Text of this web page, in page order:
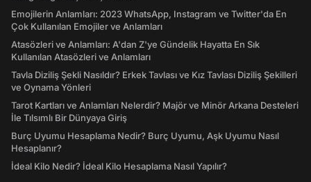
Emojilerin Anlamları: 2023 WhatsApp, Instagram ve Twitter'da En
Çok Kullanılan Emojiler ve Anlamları
Atasözleri ve Anlamları: A'dan Z'ye Gündelik Hayatta En Sık
Kullanılan Atasözleri ve Anlamları
Tavla Diziliş Şekli Nasıldır? Erkek Tavlası ve Kız Tavlası Diziliş Şekilleri
ve Oynama Yönleri
Tarot Kartları ve Anlamları Nelerdir? Majör ve Minör Arkana Desteleri
İle Tılsımlı Bir Dünyaya Giriş
Burç Uyumu Hesaplama Nedir? Burç Uyumu, Aşk Uyumu Nasıl
Hesaplanır?
İdeal Kilo Nedir? İdeal Kilo Hesaplama Nasıl Yapılır?